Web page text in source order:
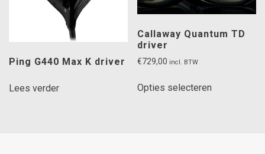
op
Ping G440 Max K driver
Lees verder
Callaway Quantum TD
driver
€729,00 incl. BTW
Opties selecteren